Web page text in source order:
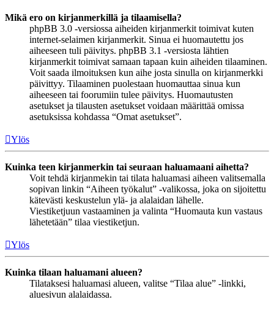
Mikä ero on kirjanmerkillä ja tilaamisella?
phpBB 3.0 -versiossa aiheiden kirjanmerkit toimivat kuten
internet-selaimen kirjanmerkit. Sinua ei huomautettu jos
aiheeseen tuli päivitys. phpBB 3.1 -versiosta lähtien
kirjanmerkit toimivat samaan tapaan kuin aiheiden tilaaminen.
Voit saada ilmoituksen kun aihe josta sinulla on kirjanmerkki
päivittyy. Tilaaminen puolestaan huomauttaa sinua kun
aiheeseen tai foorumiin tulee päivitys. Huomautusten
asetukset ja tilausten asetukset voidaan määrittää omissa
asetuksissa kohdassa “Omat asetukset”.
Ylös
Kuinka teen kirjanmerkin tai seuraan haluamaani aihetta?
Voit tehdä kirjanmekin tai tilata haluamasi aiheen valitsemalla
sopivan linkin “Aiheen työkalut” -valikossa, joka on sijoitettu
kätevästi keskustelun ylä- ja alalaidan lähelle.
Viestiketjuun vastaaminen ja valinta “Huomauta kun vastaus
lähetetään” tilaa viestiketjun.
Ylös
Kuinka tilaan haluamani alueen?
Tilataksesi haluamasi alueen, valitse “Tilaa alue” -linkki,
aluesivun alalaidassa.